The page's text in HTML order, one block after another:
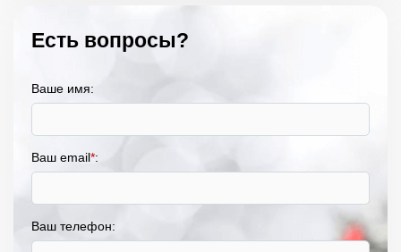
Есть вопросы?
Ваше имя:
Ваш email*:
Ваш телефон: